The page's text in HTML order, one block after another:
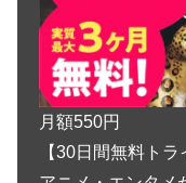
月額550円
【30日間無料トラ